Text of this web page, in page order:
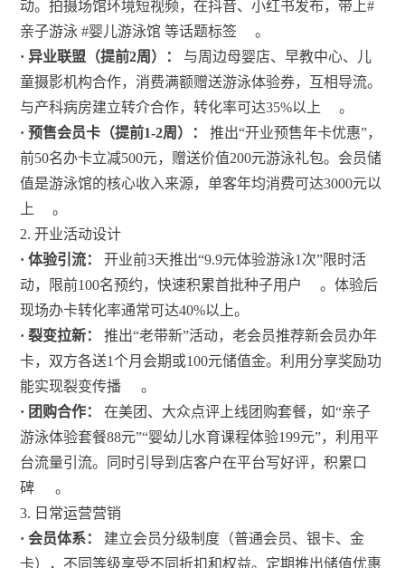
动。拍摄场馆环境短视频，在抖音、小红书发布，带上#
亲子游泳 #婴儿游泳馆 等话题标签
。
· 异业联盟（提前2周）：
与周边母婴店、早教中心、儿
童摄影机构合作，消费满额赠送游泳体验券，互相导流。
与产科病房建立转介合作，转化率可达35%以上
。
· 预售会员卡（提前1-2周）：
推出“开业预售年卡优惠”，
前50名办卡立减500元，赠送价值200元游泳礼包。会员储
值是游泳馆的核心收入来源，单客年均消费可达3000元以
上
。
2. 开业活动设计
· 体验引流：
开业前3天推出“9.9元体验游泳1次”限时活
动，限前100名预约，快速积累首批种子用户
。体验后
现场办卡转化率通常可达40%以上。
· 裂变拉新：
推出“老带新”活动，老会员推荐新会员办年
卡，双方各送1个月会期或100元储值金。利用分享奖励功
能实现裂变传播
。
· 团购合作：
在美团、大众点评上线团购套餐，如“亲子
游泳体验套餐88元”“婴幼儿水育课程体验199元”，利用平
台流量引流。同时引导到店客户在平台写好评，积累口
碑
。
3. 日常运营营销
· 会员体系：
建立会员分级制度（普通会员、银卡、金
卡），不同等级享受不同折扣和权益。定期推出储值优惠